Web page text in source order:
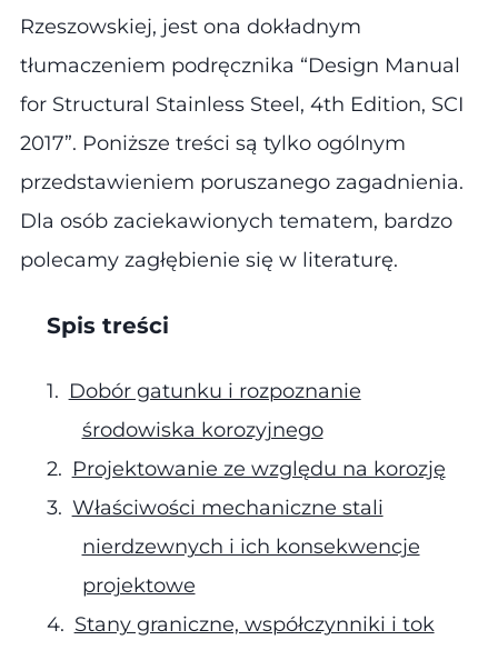
Rzeszowskiej, jest ona dokładnym
tłumaczeniem podręcznika “Design Manual
for Structural Stainless Steel, 4th Edition, SCI
2017”. Poniższe treści są tylko ogólnym
przedstawieniem poruszanego zagadnienia.
Dla osób zaciekawionych tematem, bardzo
polecamy zagłębienie się w literaturę.
Spis treści
Dobór gatunku i rozpoznanie
środowiska korozyjnego
Projektowanie ze względu na korozję
Właściwości mechaniczne stali
nierdzewnych i ich konsekwencje
projektowe
Stany graniczne, współczynniki i tok